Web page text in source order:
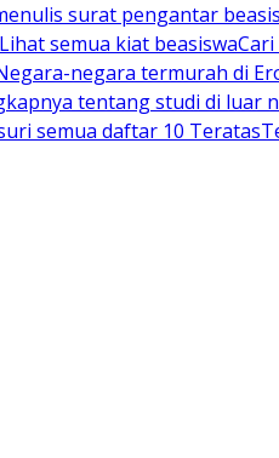
surat pengantar
semua kiat beasiswaCari
negara termurah di
tentang studi di luar
semua daftar 10 Teratas